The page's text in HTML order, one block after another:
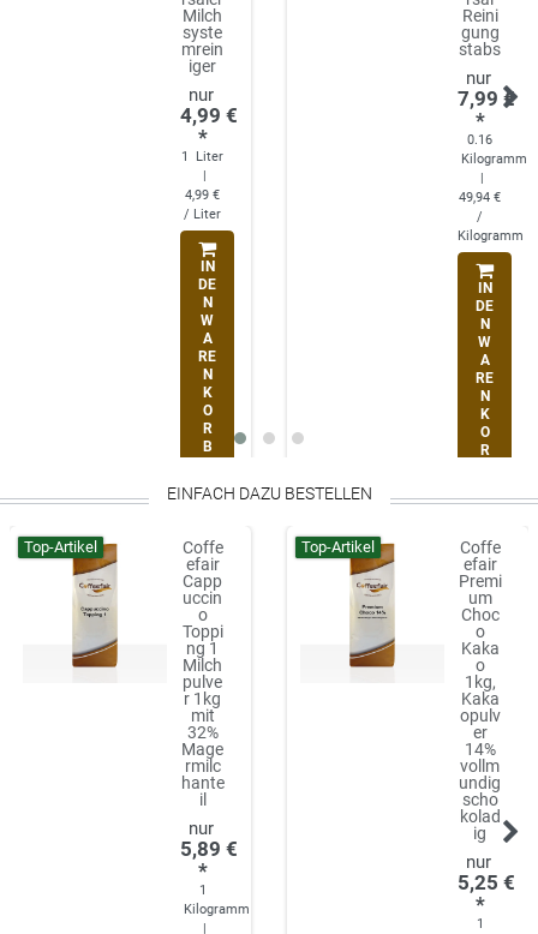
Milch
syste
mrein
iger
4,99 €
*
1
Liter
4,99 €
/ Liter
IN
DE
N
W
A
RE
N
K
O
R
B
ges.
Versan
dkoste
n
Auf Lager
Reini
gung
stabs
7,99 €
*
0.16
Kilogramm
49,94 €
/
Kilogramm
IN
DE
N
W
A
RE
N
K
O
R
*inkl.
zzgl.
Versan
dkoste
n
Auf Lager
EINFACH DAZU BESTELLEN
Top-Artikel
Coffe
efair
Capp
uccin
o
Toppi
ng 1
Milch
pulve
r 1kg
mit
32%
Mage
rmilc
hante
il
5,89 €
*
1
Kilogramm
Top-Artikel
Coffe
efair
Premi
um
Choc
o
Kaka
o
1kg,
Kaka
opulv
er
14%
vollm
undig
scho
kolad
ig
5,25 €
*
1